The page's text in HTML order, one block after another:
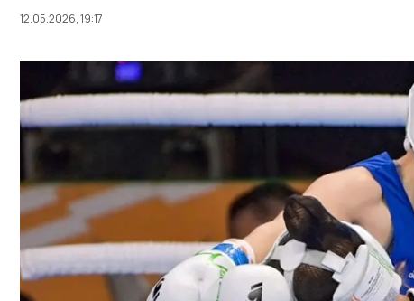
12.05.2026, 19:17